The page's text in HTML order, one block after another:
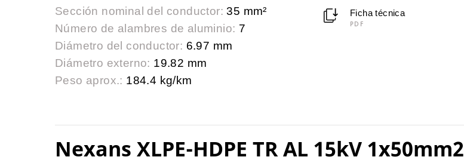
Sección nominal del conductor: 35 mm²
Número de alambres de aluminio: 7
Diámetro del conductor: 6.97 mm
Diámetro externo: 19.82 mm
Peso aprox.: 184.4 kg/km
Ficha técnica
PDF
Nexans XLPE-HDPE TR AL 15kV 1x50mm2